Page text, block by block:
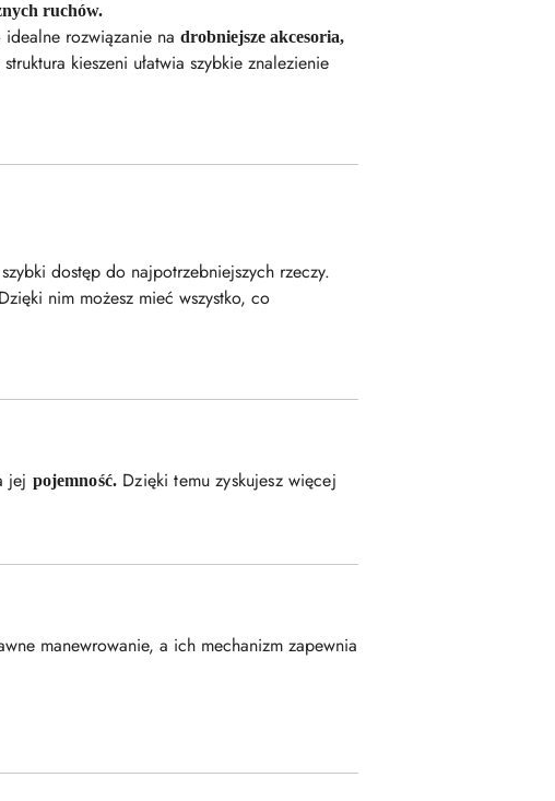
ruchów.
idealne rozwiązanie na drobniejsze akcesoria,
kieszeni ułatwia szybkie znalezienie
dostęp do najpotrzebniejszych rzeczy.
nim możesz mieć wszystko, co
jej pojemność. Dzięki temu zyskujesz więcej
manewrowanie, a ich mechanizm zapewnia